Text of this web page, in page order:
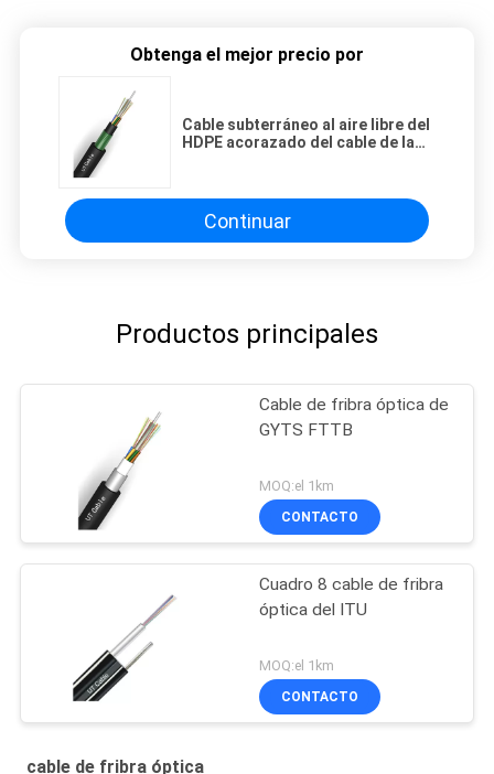
Obtenga el mejor precio por
Cable subterráneo al aire libre del
HDPE acorazado del cable de la
Continuar
Productos principales
Cable de fribra óptica de
GYTS FTTB
MOQ:el 1km
CONTACTO
Cuadro 8 cable de fribra
óptica del ITU
MOQ:el 1km
CONTACTO
cable de fribra óptica